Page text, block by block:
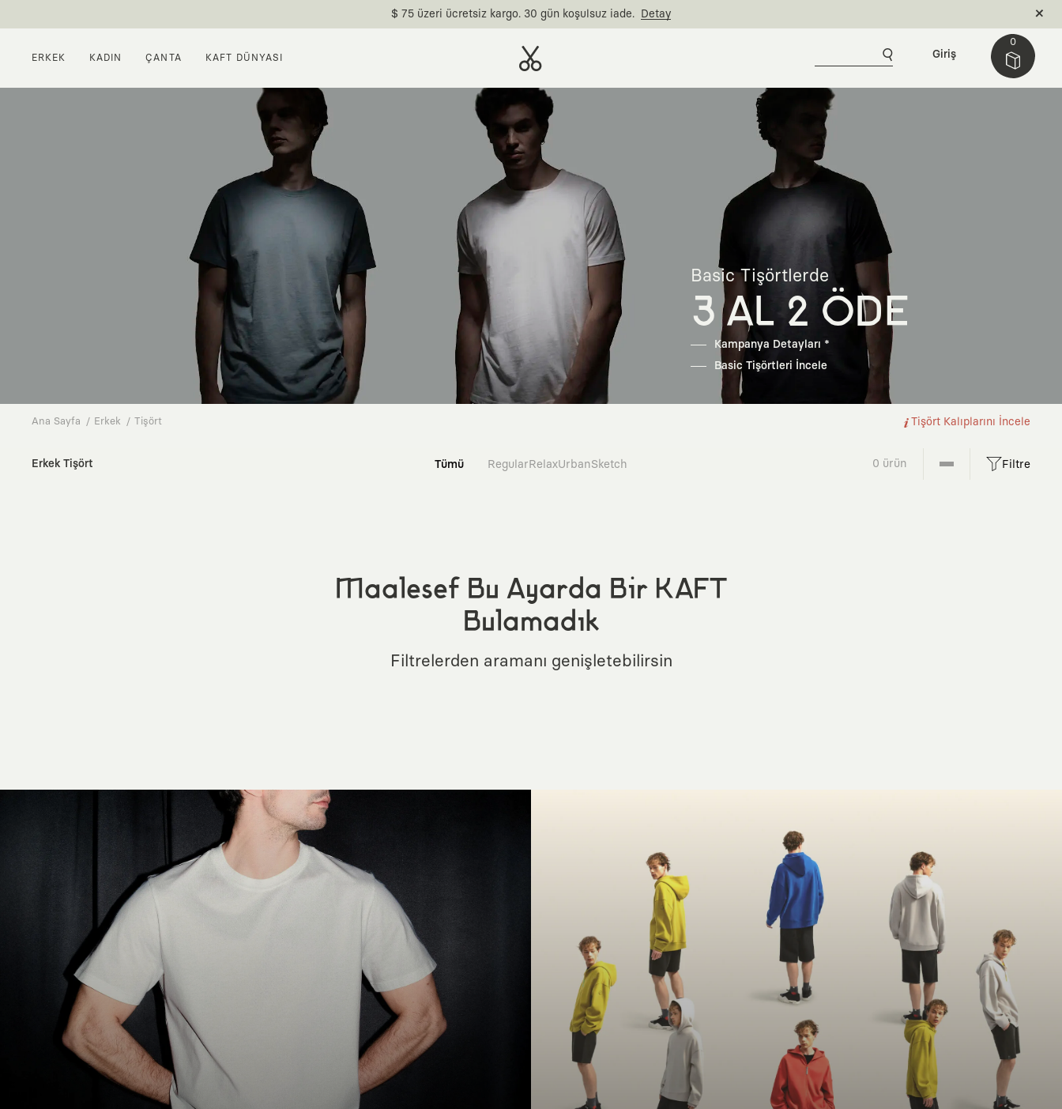
$ 75 üzeri ücretsiz kargo. 30 gün koşulsuz iade. Detay
ERKEK KADIN ÇANTA KAFT DÜNYASI
0
Giriş
Basic Tişörtlerde
3 AL 2 ÖDE
Kampanya Detayları *
Basic Tişörtleri İncele
Ana Sayfa Erkek Tişört Tişört Kalıplarını İncele
Erkek Tişört Tümü RegularRelaxUrbanSketch 0 ürün Filtre
Maalesef Bu Ayarda Bir KAFT
Bulamadık
Filtrelerden aramanı genişletebilirsin